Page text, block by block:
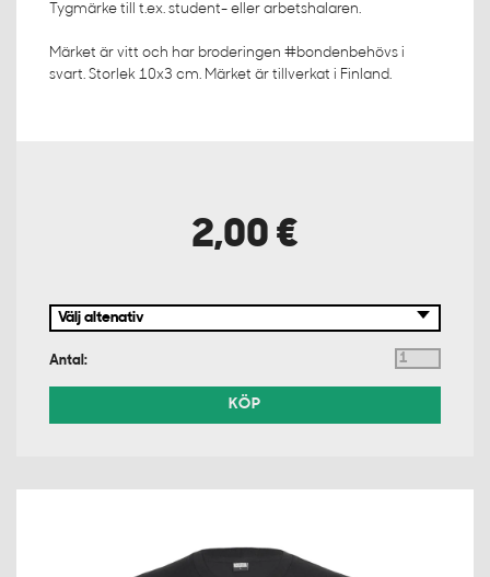
Tygmärke till t.ex. student- eller arbetshalaren.
Märket är vitt och har broderingen #bondenbehövs i
svart. Storlek 10x3 cm. Märket är tillverkat i Finland.
2,00 €
Antal:
KÖP